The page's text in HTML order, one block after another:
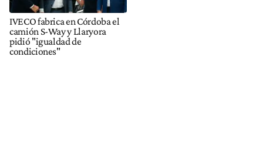
IVECO fabrica en Córdoba el
camión S-Way y Llaryora
pidió "igualdad de
condiciones"